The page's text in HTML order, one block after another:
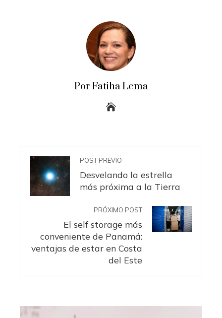
Por Fatiha Lema
POST PREVIO
Desvelando la estrella
más próxima a la Tierra
PRÓXIMO POST
El self storage más
conveniente de Panamá:
ventajas de estar en Costa
del Este